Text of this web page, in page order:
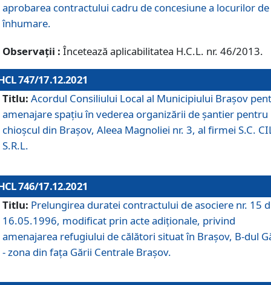
aprobarea contractului cadru de concesiune a locurilor de
înhumare.
Observații : Încetează aplicabilitatea H.C.L. nr. 46/2013.
747/17.12.2021
Titlu: Acordul Consiliului Local al Municipiului Braşov
amenajare spațiu în vederea organizării de șantier pentru
chioșcul din Brașov, Aleea Magnoliei nr. 3, al firmei S.C.
S.R.L.
746/17.12.2021
Titlu: Prelungirea duratei contractului de asociere nr. 15
16.05.1996, modificat prin acte adiționale, privind
amenajarea refugiului de călători situat în Brașov, B-dul
- zona din faţa Gării Centrale Brașov.